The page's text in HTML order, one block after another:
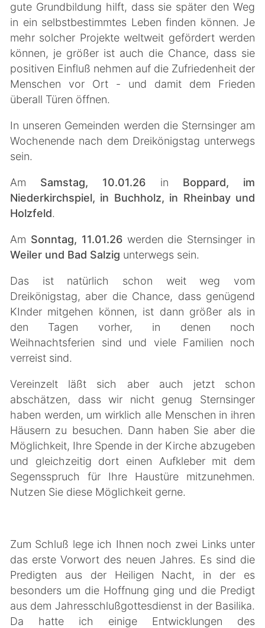
gute Grundbildung hilft, dass sie später den Weg
in ein selbstbestimmtes Leben finden können. Je
mehr solcher Projekte weltweit gefördert werden
können, je größer ist auch die Chance, dass sie
positiven Einfluß nehmen auf die Zufriedenheit der
Menschen vor Ort - und damit dem Frieden
überall Türen öffnen.
In unseren Gemeinden werden die Sternsinger am
Wochenende nach dem Dreikönigstag unterwegs
sein.
Am Samstag, 10.01.26 in Boppard, im
Niederkirchspiel, in Buchholz, in Rheinbay und
Holzfeld.
Am Sonntag, 11.01.26werden die Sternsinger in
Weiler und Bad Salzig unterwegs sein.
Das ist natürlich schon weit weg vom
Dreikönigstag, aber die Chance, dass genügend
KInder mitgehen können, ist dann größer als in
den Tagen vorher, in denen noch
Weihnachtsferien sind und viele Familien noch
verreist sind.
Vereinzelt läßt sich aber auch jetzt schon
abschätzen, dass wir nicht genug Sternsinger
haben werden, um wirklich alle Menschen in ihren
Häusern zu besuchen. Dann haben Sie aber die
Möglichkeit, Ihre Spende in der Kirche abzugeben
und gleichzeitig dort einen Aufkleber mit dem
Segensspruch für Ihre Haustüre mitzunehmen.
Nutzen Sie diese Möglichkeit gerne.
Zum Schluß lege ich Ihnen noch zwei Links unter
das erste Vorwort des neuen Jahres. Es sind die
Predigten aus der Heiligen Nacht, in der es
besonders um die Hoffnung ging und die Predigt
aus dem Jahresschlußgottesdienst in der Basilika.
Da hatte ich einige Entwicklungen des